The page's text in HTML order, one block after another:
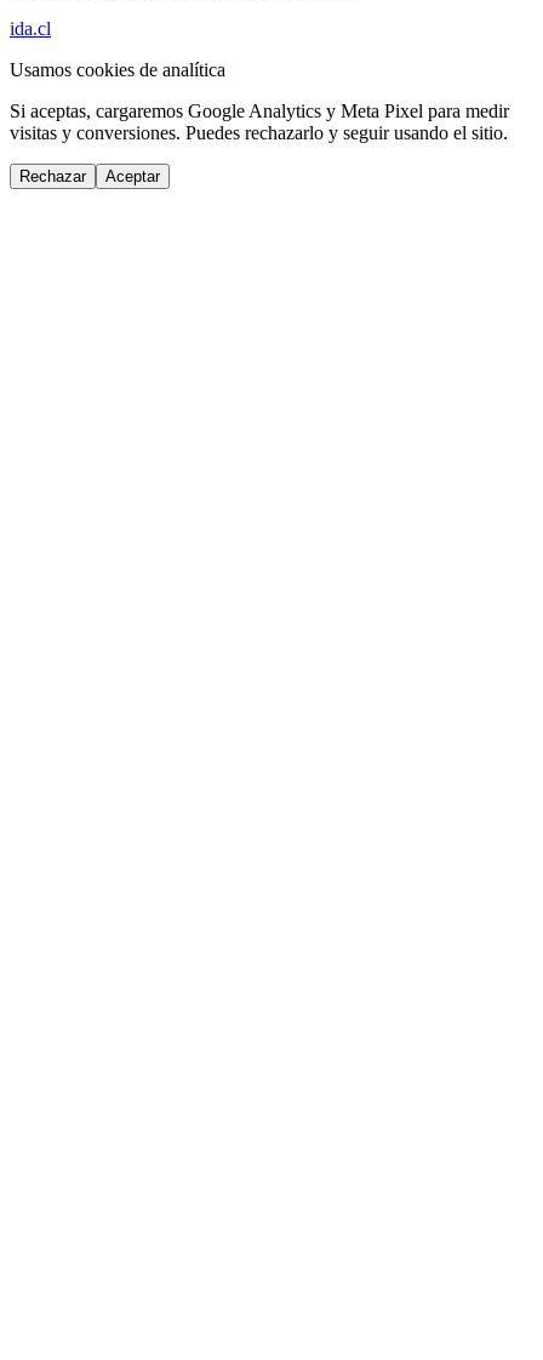
ida.cl
Usamos cookies de analítica
Si aceptas, cargaremos Google Analytics y Meta Pixel para medir
visitas y conversiones. Puedes rechazarlo y seguir usando el sitio.
Rechazar Aceptar